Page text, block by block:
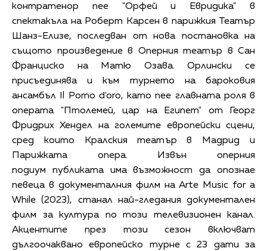
контратенор пее "Орфей и Евридика" в
спектакълa на Роберт Карсен в парижкия Театър
Шанз-Елизе, последван от нова постановка на
същото произведение в Оперния театър в Сан
Франциско на Матю Озава. Орлински се
присъединява и към турнето на бароковия
ансамбъл Il Pomo d'oro, като пее главната роля в
операта "Птолемей, цар на Египет" от Георг
Фридрих Хендел на големите европейски сцени,
сред които Кралския театър в Мадрид и
Парижката опера. Извън оперния
подиум публиката има възможност да опознае
певеца в документалния филм на Arte Music for a
While (2023), станал най-гледания документален
филм за култура по този телевизионен канал.
Акцентите през този сезон включват
дългоочаквано европейско турне с 23 дати за